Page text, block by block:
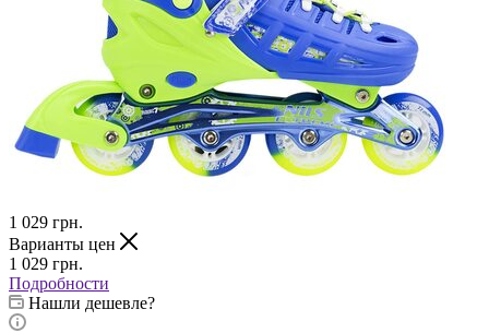
1 029 грн.
Варианты цен
1 029 грн.
Подробности
Нашли дешевле?